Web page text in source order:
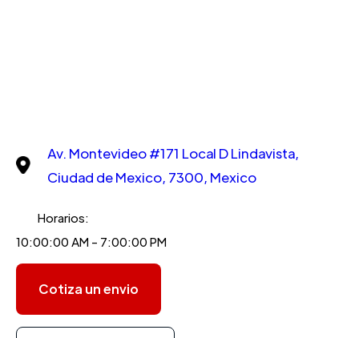
Av. Montevideo #171 Local D Lindavista,
Ciudad de Mexico, 7300, Mexico
Horarios:
10:00:00 AM - 7:00:00 PM
Cotiza un envio